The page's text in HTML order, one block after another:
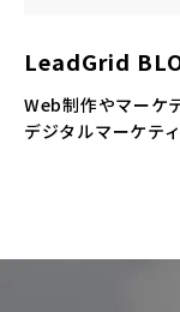
LeadGrid
Web制作やマーケ
デジタルマーケテ